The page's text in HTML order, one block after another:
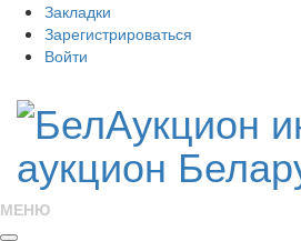
Закладки
Зарегистрироваться
Войти
МЕНЮ